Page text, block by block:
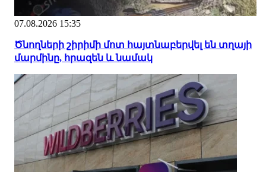
07.08.2026 15:35
Ծնողների շիրիմի մոտ հայտնաբերվել են տղայի
մարմինը, հրազեն և նամակ